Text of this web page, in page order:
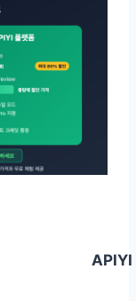
APIYI